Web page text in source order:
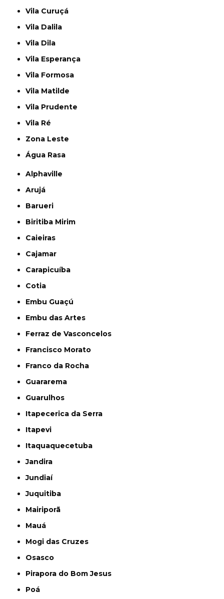
Vila Curuçá
Vila Dalila
Vila Dila
Vila Esperança
Vila Formosa
Vila Matilde
Vila Prudente
Vila Ré
Zona Leste
Água Rasa
Alphaville
Arujá
Barueri
Biritiba Mirim
Caieiras
Cajamar
Carapicuíba
Cotia
Embu Guaçú
Embu das Artes
Ferraz de Vasconcelos
Francisco Morato
Franco da Rocha
Guararema
Guarulhos
Itapecerica da Serra
Itapevi
Itaquaquecetuba
Jandira
Jundiaí
Juquitiba
Mairiporã
Mauá
Mogi das Cruzes
Osasco
Pirapora do Bom Jesus
Poá